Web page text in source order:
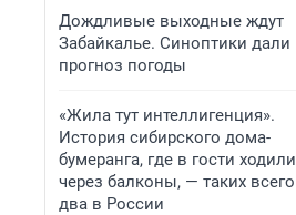
Дождливые выходные ждут
Забайкалье. Синоптики дали
прогноз погоды
«Жила тут интеллигенция».
История сибирского дома-
бумеранга, где в гости ходили
через балконы, — таких всего
два в России